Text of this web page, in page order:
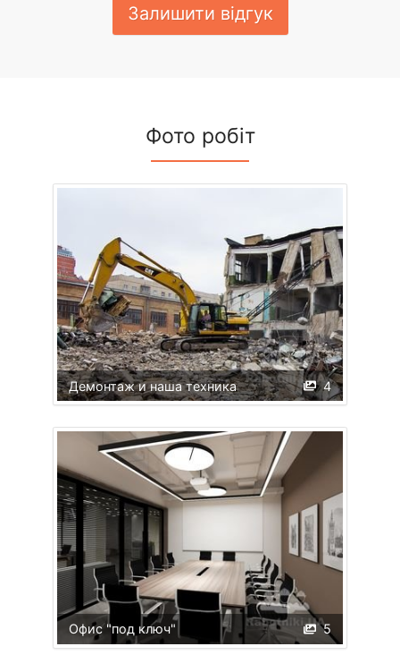
Залишити відгук
Фото робіт
4
Демонтаж и наша техника
5
Офис "под ключ"